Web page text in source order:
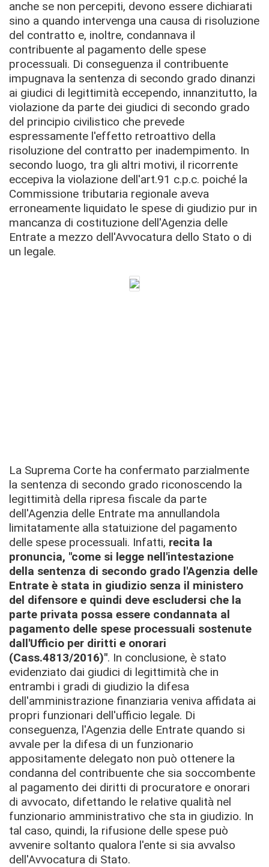
anche se non percepiti, devono essere dichiarati
sino a quando intervenga una causa di risoluzione
del contratto e, inoltre, condannava il
contribuente al pagamento delle spese
processuali. Di conseguenza il contribuente
impugnava la sentenza di secondo grado dinanzi
ai giudici di legittimità eccependo, innanzitutto, la
violazione da parte dei giudici di secondo grado
del principio civilistico che prevede
espressamente l'effetto retroattivo della
risoluzione del contratto per inadempimento. In
secondo luogo, tra gli altri motivi, il ricorrente
eccepiva la violazione dell'art.91 c.p.c. poiché la
Commissione tributaria regionale aveva
erroneamente liquidato le spese di giudizio pur in
mancanza di costituzione dell'Agenzia delle
Entrate a mezzo dell'Avvocatura dello Stato o di
un legale.
La Suprema Corte ha confermato parzialmente
la sentenza di secondo grado riconoscendo la
legittimità della ripresa fiscale da parte
dell'Agenzia delle Entrate ma annullandola
limitatamente alla statuizione del pagamento
delle spese processuali. Infatti, recita la
pronuncia, "come si legge nell'intestazione
della sentenza di secondo grado l'Agenzia delle
Entrate è stata in giudizio senza il ministero
del difensore e quindi deve escludersi che la
parte privata possa essere condannata al
pagamento delle spese processuali sostenute
dall'Ufficio per diritti e onorari
(Cass.4813/2016)". In conclusione, è stato
evidenziato dai giudici di legittimità che in
entrambi i gradi di giudizio la difesa
dell'amministrazione finanziaria veniva affidata ai
propri funzionari dell'ufficio legale. Di
conseguenza, l'Agenzia delle Entrate quando si
avvale per la difesa di un funzionario
appositamente delegato non può ottenere la
condanna del contribuente che sia soccombente
al pagamento dei diritti di procuratore e onorari
di avvocato, difettando le relative qualità nel
funzionario amministrativo che sta in giudizio. In
tal caso, quindi, la rifusione delle spese può
avvenire soltanto qualora l'ente si sia avvalso
dell'Avvocatura di Stato.